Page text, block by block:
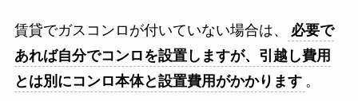
賃貸でガスコンロが付いていない場合は、
必要で
あれば自分でコンロを設置しますが、引越し費用
とは別にコンロ本体と設置費用がかかります 。